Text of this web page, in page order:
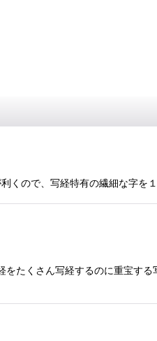
くので、写経特有の繊細な字を
くさん写経するのに重宝する